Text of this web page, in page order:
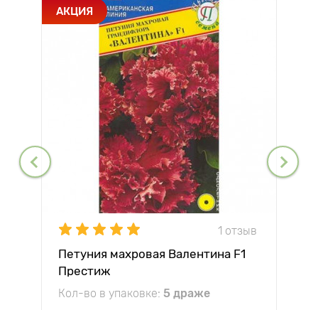
АКЦИЯ
1 отзыв
Петуния махровая Валентина F1
Престиж
Кол-во в упаковке: 5 драже